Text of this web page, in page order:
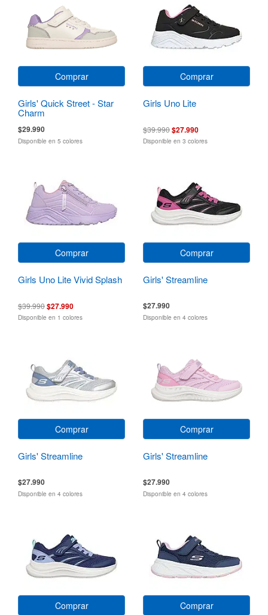
Comprar
Girls' Quick Street - Star
Charm
$29.990
Disponible en 5 colores
Comprar
Girls Uno Lite
$39.990$27.990
Disponible en 3 colores
Comprar
Girls Uno Lite Vivid Splash
$39.990$27.990
Disponible en 1 colores
Comprar
Girls' Streamline
$27.990
Disponible en 4 colores
Comprar
Girls' Streamline
$27.990
Disponible en 4 colores
Comprar
Girls' Streamline
$27.990
Disponible en 4 colores
Comprar Comprar